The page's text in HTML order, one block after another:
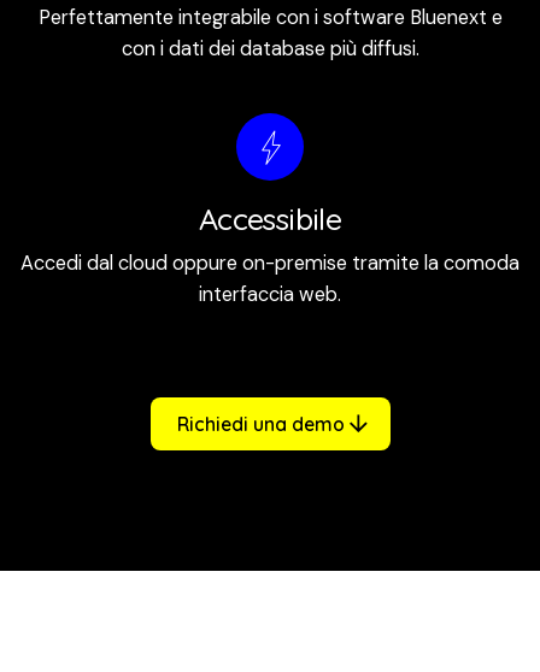
Perfettamente integrabile con i software Bluenext e
con i dati dei database più diffusi.
Accessibile
Accedi dal cloud oppure on-premise tramite la comoda
interfaccia web.
Richiedi una demo